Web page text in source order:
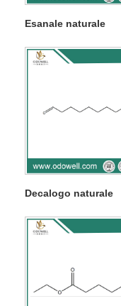
Esanale naturale
Decalogo naturale